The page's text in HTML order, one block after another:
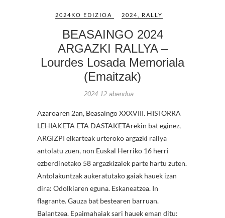
2024KO EDIZIOA 2024 RALLY
BEASAINGO 2024
ARGAZKI RALLYA –
Lourdes Losada Memoriala
(Emaitzak)
2024 12 abendua
Azaroaren 2an, Beasaingo XXXVIII. HISTORRA
LEHIAKETA ETA DASTAKETArekin bat eginez,
ARGIZPI elkarteak urteroko argazki rallya
antolatu zuen, non Euskal Herriko 16 herri
ezberdinetako 58 argazkizalek parte hartu zuten.
Antolakuntzak aukeratutako gaiak hauek izan
dira: Odolkiaren eguna. Eskaneatzea. In
flagrante. Gauza bat bestearen barruan.
Balantzea. Epaimahaiak sari hauek eman ditu: